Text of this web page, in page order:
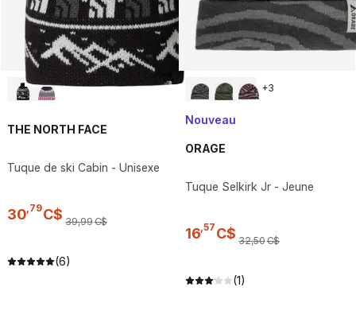
THE NORTH FACE
Tuque de ski Cabin - Unisexe
30 79C$ 39,99C$
(6)
+3
Nouveau
ORAGE
Tuque Selkirk Jr - Jeune
16 57 C$ 32,50C$
(1)